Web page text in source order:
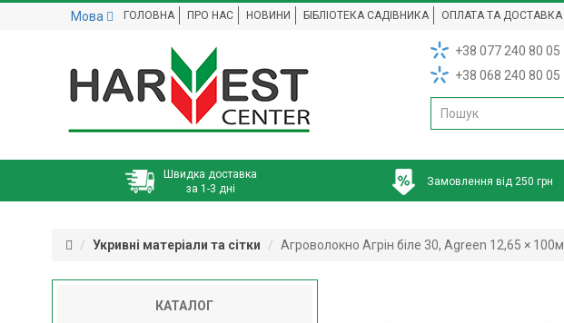
Мова ГОЛОВНА ПРО НАС НОВИНИ БІБЛІОТЕКА САДІВНИКА ОПЛАТА ТА ДОСТАВКА
+38 077 240 80 05
+38 068 240 80 05
Швидка доставка
за 1-3 дні
Замовлення від 250 грн
Укривні матеріали та сітки Агроволокно Агрін біле 30, Agreen 12,65 × 100м
КАТАЛОГ